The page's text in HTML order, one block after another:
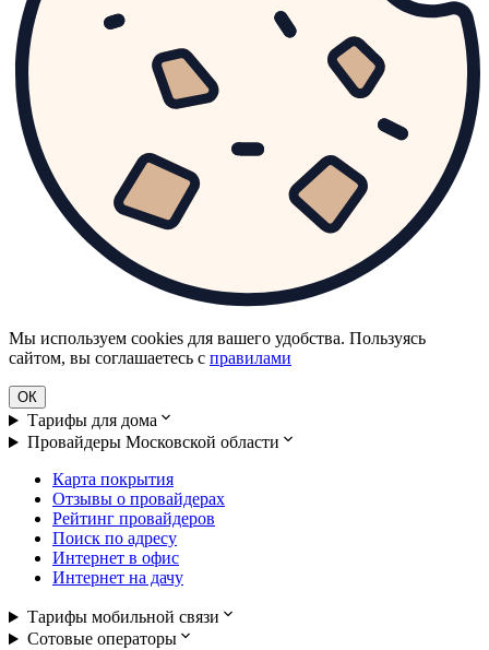
Мы используем cookies для вашего удобства. Пользуясь
сайтом, вы соглашаетесь с правилами
ОК
Тарифы для дома
Провайдеры Московской области
Карта покрытия
Отзывы о провайдерах
Рейтинг провайдеров
Поиск по адресу
Интернет в офис
Интернет на дачу
Тарифы мобильной связи
Сотовые операторы